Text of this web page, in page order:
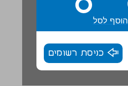
הוסף לסל
כניסת רשומים